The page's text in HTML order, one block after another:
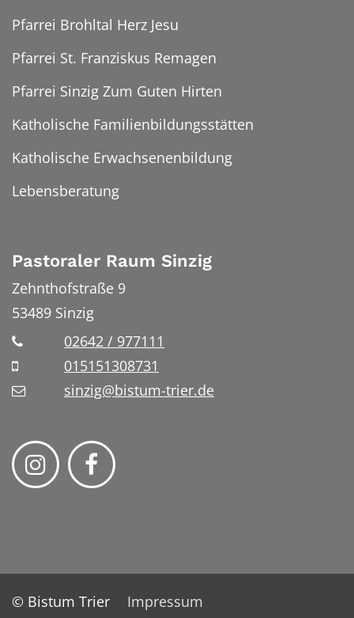
Pfarrei Brohltal Herz Jesu
Pfarrei St. Franziskus Remagen
Pfarrei Sinzig Zum Guten Hirten
Katholische Familienbildungsstätten
Katholische Erwachsenenbildung
Lebensberatung
Pastoraler Raum Sinzig
Zehnthofstraße 9
53489 Sinzig
02642 / 977111
015151308731
sinzig@bistum-trier.de
© Bistum Trier
Impressum